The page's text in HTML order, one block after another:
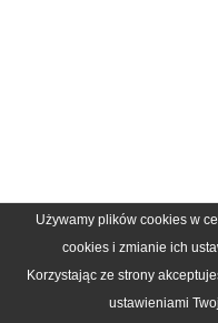
Używamy plików cookies w
cookies i zmianie ich
Korzystając ze strony
ustawieniami